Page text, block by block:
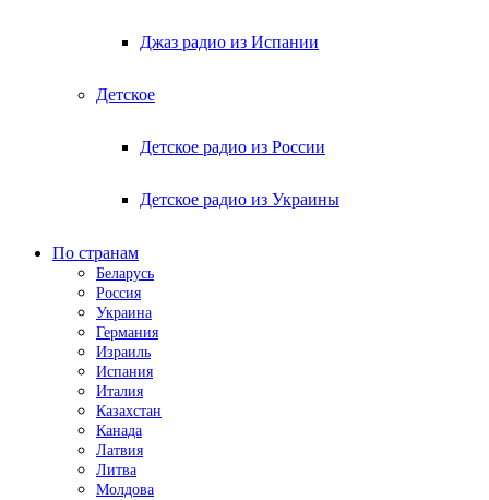
Джаз радио из Испании
Детское
Детское радио из России
Детское радио из Украины
По странам
Беларусь
Россия
Украина
Германия
Израиль
Испания
Италия
Казахстан
Канада
Латвия
Литва
Молдова